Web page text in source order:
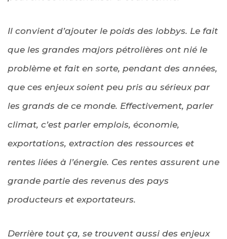
Il convient d’ajouter le poids des lobbys. Le fait
que les grandes majors pétrolières ont nié le
problème et fait en sorte, pendant des années,
que ces enjeux soient peu pris au sérieux par
les grands de ce monde. Effectivement, parler
climat, c’est parler emplois, économie,
exportations, extraction des ressources et
rentes liées à l’énergie. Ces rentes assurent une
grande partie des revenus des pays
producteurs et exportateurs.
Derrière tout ça, se trouvent aussi des enjeux